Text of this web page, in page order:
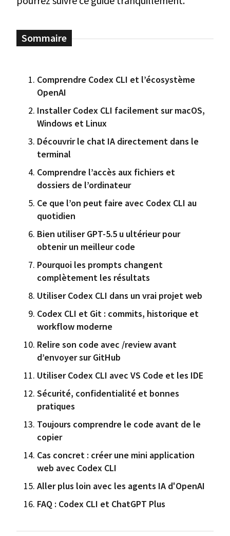
Comprendre Codex CLI et l’écosystème
OpenAI
Installer Codex CLI facilement sur macOS,
Windows et Linux
Découvrir le chat IA directement dans le
terminal
Comprendre l’accès aux fichiers et
dossiers de l’ordinateur
Ce que l’on peut faire avec Codex CLI au
quotidien
Bien utiliser GPT-5.5 u ultérieur pour
obtenir un meilleur code
Pourquoi les prompts changent
complètement les résultats
Utiliser Codex CLI dans un vrai projet web
Codex CLI et Git : commits, historique et
workflow moderne
Relire son code avec /review avant
d’envoyer sur GitHub
Utiliser Codex CLI avec VS Code et les IDE
Sécurité, confidentialité et bonnes
pratiques
Toujours comprendre le code avant de le
copier
Cas concret : créer une mini application
web avec Codex CLI
Aller plus loin avec les agents IA d'OpenAI
FAQ : Codex CLI et ChatGPT Plus